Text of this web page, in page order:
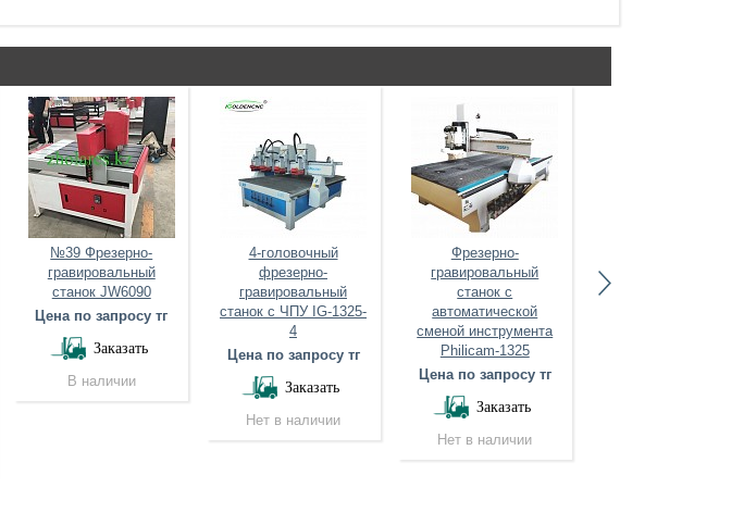
№39 Фрезерно-
гравировальный
станок JW6090
Цена по запросу тг
Заказать
В наличии
4-головочный
фрезерно-
гравировальный
станок с ЧПУ IG-1325-
4
Цена по запросу тг
Заказать
Нет в наличии
Фрезерно-
гравировальный
станок с
автоматической
сменой инструмента
Philicam-1325
Цена по запросу тг
Заказать
Нет в наличии